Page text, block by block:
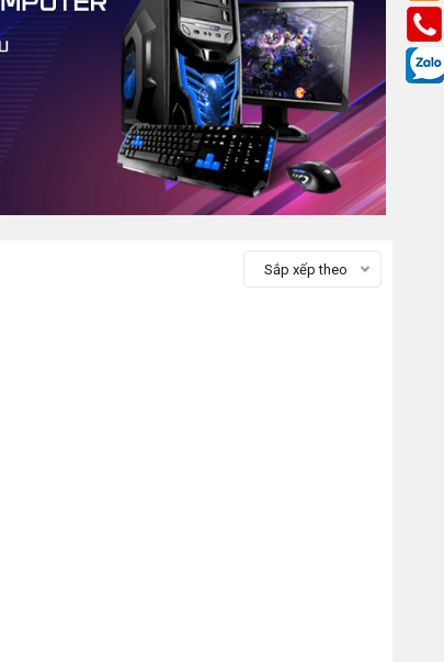
Sắp xếp theo